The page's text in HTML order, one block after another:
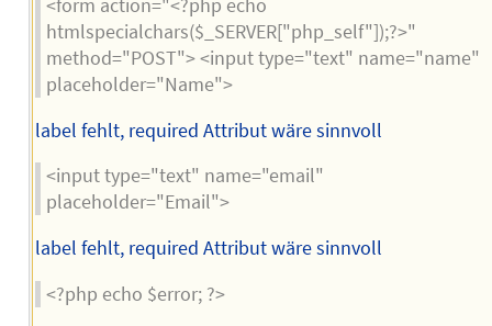
<form action="<?php echo
htmlspecialchars($_SERVER["php_self"]);?>"
method="POST"> <input type="text" name="name"
placeholder="Name">
label fehlt, required Attribut wäre sinnvoll
<input type="text" name="email"
placeholder="Email">
label fehlt, required Attribut wäre sinnvoll
<?php echo $error; ?>